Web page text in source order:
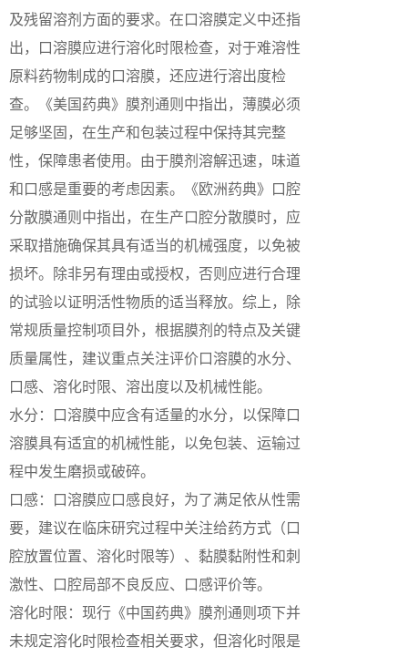
及残留溶剂方面的要求。在口溶膜定义中还指
出，口溶膜应进行溶化时限检查，对于难溶性
原料药物制成的口溶膜，还应进行溶出度检
查。《美国药典》膜剂通则中指出，薄膜必须
足够坚固，在生产和包装过程中保持其完整
性，保障患者使用。由于膜剂溶解迅速，味道
和口感是重要的考虑因素。《欧洲药典》口腔
分散膜通则中指出，在生产口腔分散膜时，应
采取措施确保其具有适当的机械强度，以免被
损坏。除非另有理由或授权，否则应进行合理
的试验以证明活性物质的适当释放。综上，除
常规质量控制项目外，根据膜剂的特点及关键
质量属性，建议重点关注评价口溶膜的水分、
口感、溶化时限、溶出度以及机械性能。
水分：口溶膜中应含有适量的水分，以保障口
溶膜具有适宜的机械性能，以免包装、运输过
程中发生磨损或破碎。
口感：口溶膜应口感良好，为了满足依从性需
要，建议在临床研究过程中关注给药方式（口
腔放置位置、溶化时限等）、黏膜黏附性和刺
激性、口腔局部不良反应、口感评价等。
溶化时限：现行《中国药典》膜剂通则项下并
未规定溶化时限检查相关要求，但溶化时限是